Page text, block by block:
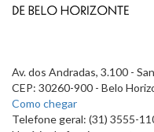
Av. dos Andradas, 3.100 -
CEP: 30260-900 - Belo
Como chegar
Telefone geral: (31) 3555-